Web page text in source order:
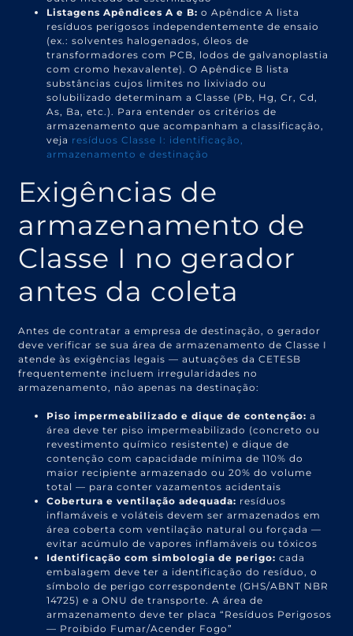
Listagens Apêndices A e B: o Apêndice A lista
resíduos perigosos independentemente de ensaio
(ex.: solventes halogenados, óleos de
transformadores com PCB, lodos de galvanoplastia
com cromo hexavalente). O Apêndice B lista
substâncias cujos limites no lixiviado ou
solubilizado determinam a Classe (Pb, Hg, Cr, Cd,
As, Ba, etc.). Para entender os critérios de
armazenamento que acompanham a classificação,
veja resíduos Classe I: identificação,
armazenamento e destinação
Exigências de
armazenamento de
Classe I no gerador
antes da coleta
Antes de contratar a empresa de destinação, o gerador
deve verificar se sua área de armazenamento de Classe I
atende às exigências legais — autuações da CETESB
frequentemente incluem irregularidades no
armazenamento, não apenas na destinação:
Piso impermeabilizado e dique de contenção: a
área deve ter piso impermeabilizado (concreto ou
revestimento químico resistente) e dique de
contenção com capacidade mínima de 110% do
maior recipiente armazenado ou 20% do volume
total — para conter vazamentos acidentais
Cobertura e ventilação adequada: resíduos
inflamáveis e voláteis devem ser armazenados em
área coberta com ventilação natural ou forçada —
evitar acúmulo de vapores inflamáveis ou tóxicos
Identificação com simbologia de perigo: cada
embalagem deve ter a identificação do resíduo, o
símbolo de perigo correspondente (GHS/ABNT NBR
14725) e a ONU de transporte. A área de
armazenamento deve ter placa “Resíduos Perigosos
— Proibido Fumar/Acender Fogo”